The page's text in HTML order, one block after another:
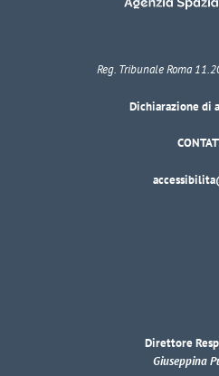
Reg. Tribunale Roma
Dichiarazione di
Direttore
Giuseppina